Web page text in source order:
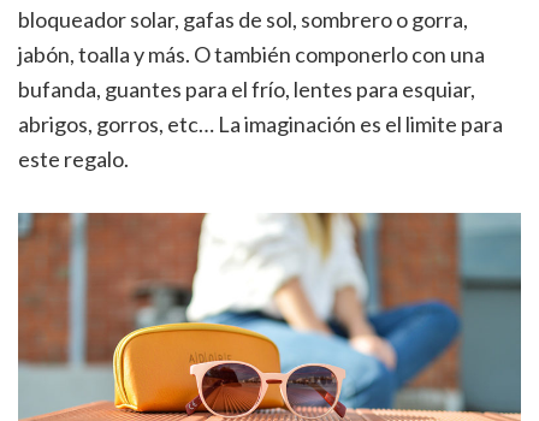
bloqueador solar, gafas de sol, sombrero o gorra,
jabón, toalla y más. O también componerlo con una
bufanda, guantes para el frío, lentes para esquiar,
abrigos, gorros, etc… La imaginación es el limite para
este regalo.